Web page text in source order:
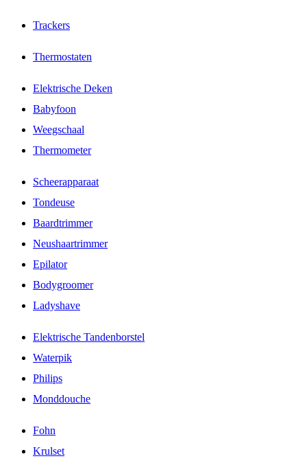
Trackers
Thermostaten
Elektrische Deken
Babyfoon
Weegschaal
Thermometer
Scheerapparaat
Tondeuse
Baardtrimmer
Neushaartrimmer
Epilator
Bodygroomer
Ladyshave
Elektrische Tandenborstel
Waterpik
Philips
Monddouche
Fohn
Krulset